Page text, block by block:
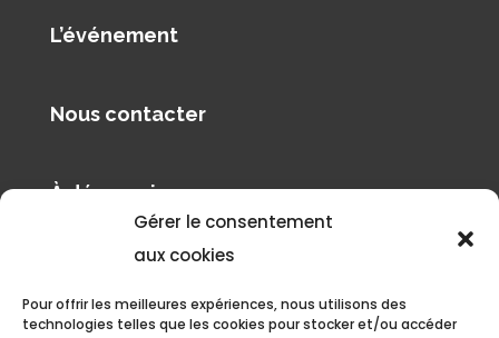
Gérer le consentement
aux cookies
Pour offrir les meilleures expériences, nous utilisons des
technologies telles que les cookies pour stocker et/ou accéder
L’événement
Nous contacter
À découvrir
Pilâtre de Rozier Organisation